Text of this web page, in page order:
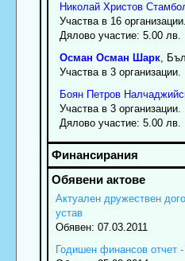
Николай Христов
Участва в 16 организации.
Дялово участие: 5.00 лв.
Осман Осман Шарк,
Участва в 3 организации.
Боян Петров
Участва в 3 организации.
Дялово участие: 5.00 лв.
Актуален дружествен
устав
Обявен: 07.03.2011
Годишен финансов отчет -